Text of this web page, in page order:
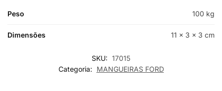
Peso 100 kg
Dimensões 11 × 3 × 3 cm
SKU: 17015
Categoria:
MANGUEIRAS FORD